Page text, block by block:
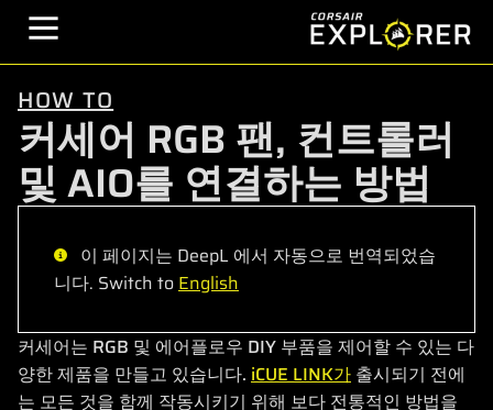
HOW TO
커세어 RGB 팬, 컨트롤러
및 AIO를 연결하는 방법
이 페이지는 DeepL 에서 자동으로 번역되었습
니다. Switch toEnglish
커세어는 RGB 및 에어플로우 DIY 부품을 제어할 수 있는 다
양한 제품을 만들고 있습니다. iCUE LINK가 출시되기 전에
는 모든 것을 함께 작동시키기 위해 보다 전통적인 방법을